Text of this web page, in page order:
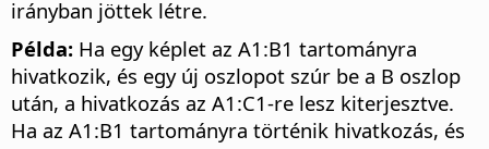
irányban jöttek létre.
Példa: Ha egy képlet az A1:B1 tartományra
hivatkozik, és egy új oszlopot szúr be a B oszlop
után, a hivatkozás az A1:C1-re lesz kiterjesztve.
Ha az A1:B1 tartományra történik hivatkozás, és